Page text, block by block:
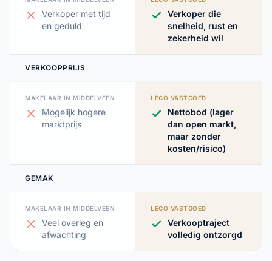
Verkoper met tijd
en geduld
Verkoper die
snelheid, rust en
zekerheid wil
VERKOOPPRIJS
MAKELAAR IN MIDDELVEEN
Mogelijk hogere
marktprijs
LECO VASTGOED
Nettobod (lager
dan open markt,
maar zonder
kosten/risico)
GEMAK
MAKELAAR IN MIDDELVEEN
Veel overleg en
afwachting
LECO VASTGOED
Verkooptraject
volledig ontzorgd